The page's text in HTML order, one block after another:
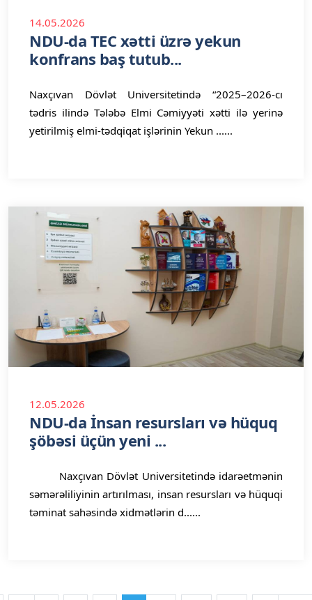
14.05.2026
NDU-da TEC xətti üzrə yekun
konfrans baş tutub...
Naxçıvan Dövlət Universitetində “2025–2026-cı
tədris ilində Tələbə Elmi Cəmiyyəti xətti ilə yerinə
yetirilmiş elmi-tədqiqat işlərinin Yekun ......
12.05.2026
NDU-da İnsan resursları və hüquq
şöbəsi üçün yeni ...
Naxçıvan Dövlət Universitetində idarəetmənin
səmərəliliyinin artırılması, insan resursları və hüquqi
təminat sahəsində xidmətlərin d......